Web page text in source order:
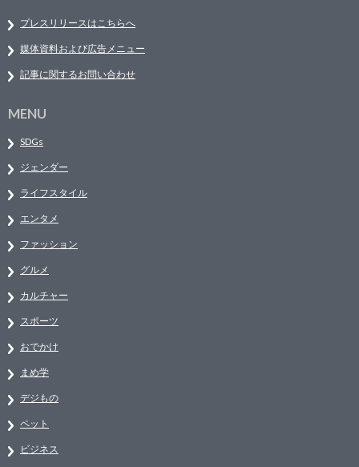
プレスリリースはこちらへ
媒体資料および広告メニュー
記事に関するお問い合わせ
MENU
SDGs
ジェンダー
ライフスタイル
エンタメ
ファッション
グルメ
カルチャー
スポーツ
おでかけ
まめ学
デジもの
ペット
ビジネス